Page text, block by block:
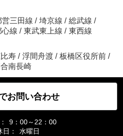
営三田線 / 埼京線 / 総武線 /
心線 / 東武東上線 / 東西線
寿 / 浮間舟渡 / 板橋区役所前 /
南長崎
お問い合わせ
9：00～22：00
日：
水曜日